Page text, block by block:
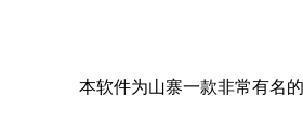
本软件为山寨一款非常有名